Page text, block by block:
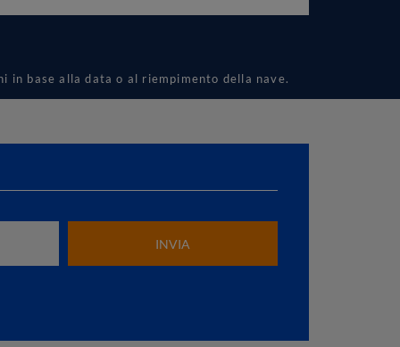
in base alla data o al riempimento della nave.